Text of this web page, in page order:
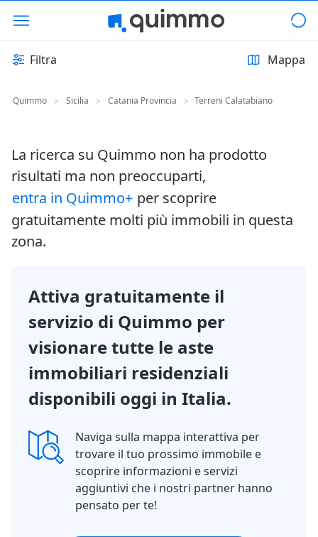
Filtra Mappa
Quimmo > Sicilia > Catania Provincia > Terreni Calatabiano
La ricerca su Quimmo non ha prodotto
risultati ma non preoccuparti,
entra in Quimmo+ per scoprire
gratuitamente molti più immobili in questa
zona.
Attiva gratuitamente il
servizio di Quimmo per
visionare tutte le aste
immobiliari residenziali
disponibili oggi in Italia.
Naviga sulla mappa interattiva per
trovare il tuo prossimo immobile e
scoprire informazioni e servizi
aggiuntivi che i nostri partner hanno
pensato per te!